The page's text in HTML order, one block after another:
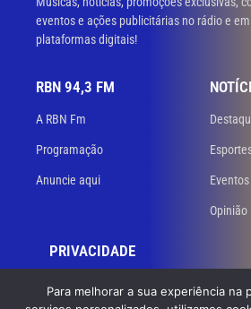
eventos e ações publicitárias no rádio e
plataformas digitais!
RBN 94,3 FM
A RBN Fm
Programação
Anuncie aqui Eventos
Opinião
PRIVACIDADE
Políticas de privacidade
Para melhorar a sua experiência na